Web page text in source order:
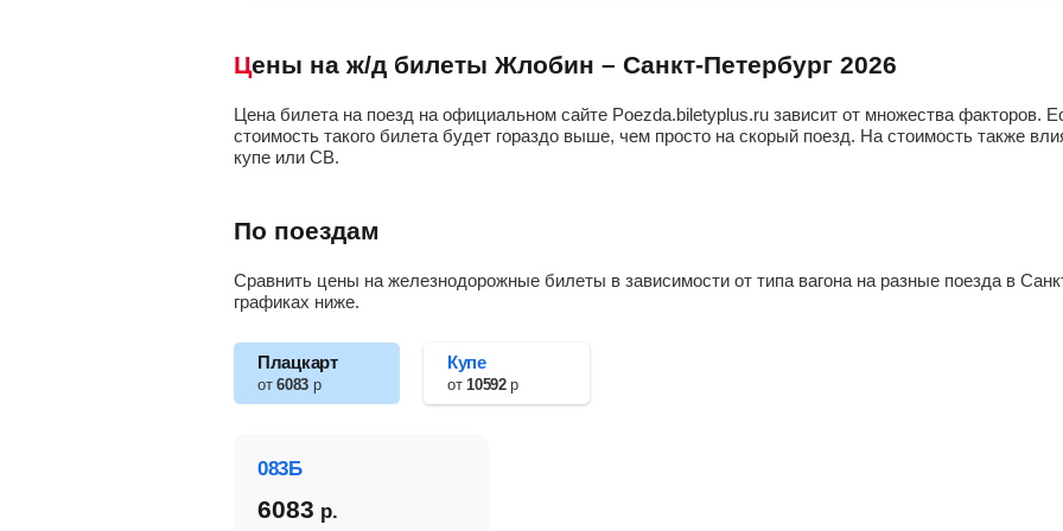
Цены на ж/д билеты Жлобин – Санкт-Петербург 2026
Цена билета на поезд на официальном сайте Poezda.biletyplus.ru зависит от множества
стоимость такого билета будет гораздо выше, чем просто на скорый поезд. На стоимость также
купе или СВ.
По поездам
Сравнить цены на железнодорожные билеты в зависимости от типа вагона на разные поезда в
графиках ниже.
Плацкарт
от6083р
Купе
от10592р
083Б
6083 р.